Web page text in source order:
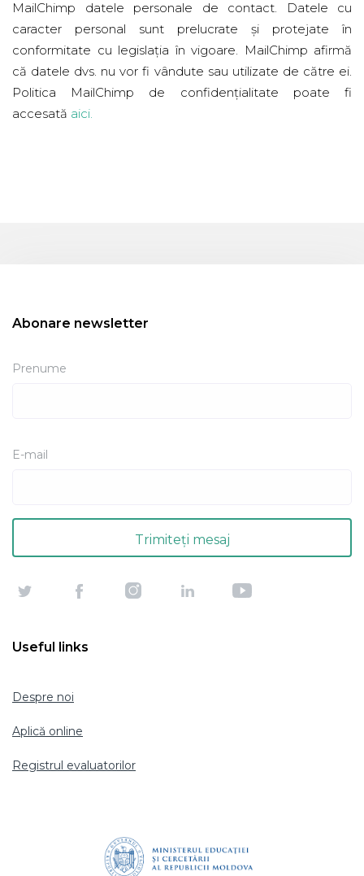
MailChimp datele personale de contact. Datele cu
caracter personal sunt prelucrate și protejate în
conformitate cu legislația în vigoare. MailChimp afirmă
că datele dvs. nu vor fi vândute sau utilizate de către ei.
Politica MailChimp de confidențialitate poate fi
accesată aici.
Abonare newsletter
Prenume
E-mail
Useful links
Despre noi
Aplică online
Registrul evaluatorilor